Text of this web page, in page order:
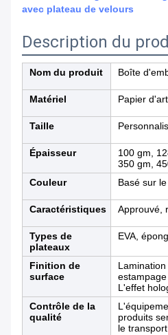
avec plateau de velours
Description du
Nom du produit Boîte
Matériel Papier
Taille
Épaisseur
100 gm,
350 gm,
Couleur
Basé sur
Caractéristiques Approuvé,
Types de
plateaux
EVA,
Finition de
surface
L'effet
Contrôle de la
qualité
produits
le